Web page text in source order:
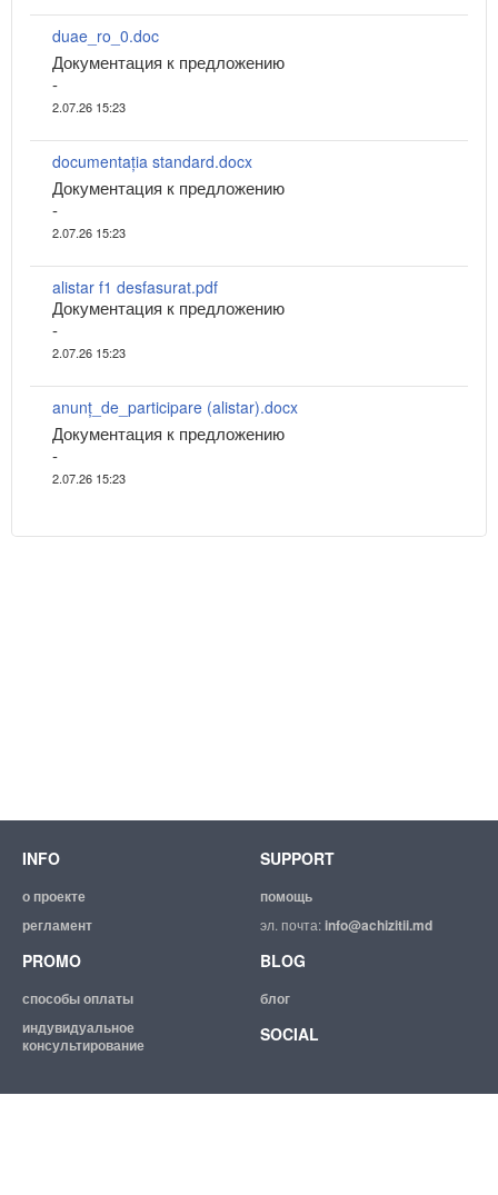
duae_ro_0.doc
Документация к предложению
-
2.07.26 15:23
documentația standard.docx
Документация к предложению
-
2.07.26 15:23
alistar f1 desfasurat.pdf
Документация к предложению
-
2.07.26 15:23
anunț_de_participare (alistar).docx
Документация к предложению
-
2.07.26 15:23
INFO
о проекте
регламент
SUPPORT
помощь
эл. почта:info@achizitii.md
PROMO
способы оплаты
индувидуальное
консультирование
BLOG
блог
SOCIAL